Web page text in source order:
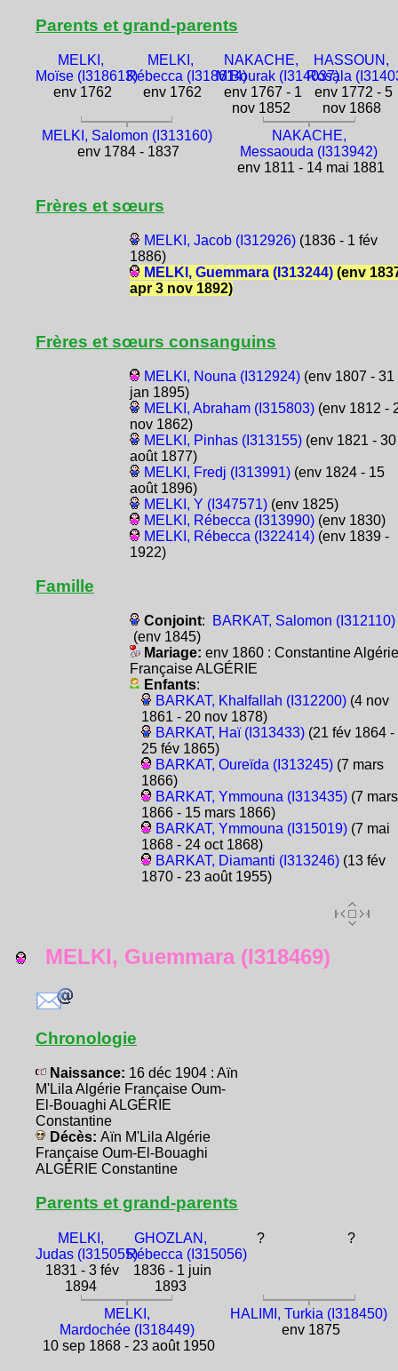
Parents et grand-parents
MELKI,
Moïse (I318613)
env 1762
MELKI,
Rébecca (I318614)
env 1762
NAKACHE,
M'Bourak (I314037)
env 1767 - 1
nov 1852
HASSOUN,
Rosala
env 1772 - 5
nov 1868
MELKI, Salomon (I313160)
env 1784 - 1837
NAKACHE,
Messaouda (I313942)
env 1811 - 14 mai 1881
Frères et sœurs
MELKI, Jacob (I312926)(1836 - 1 fév
1886)
MELKI, Guemmara (I313244)(env
apr 3 nov 1892)
Frères et sœurs consanguins
MELKI, Nouna (I312924)(env 1807 - 31
jan 1895)
MELKI, Abraham (I315803)(env 1812 -
nov 1862)
MELKI, Pinhas (I313155)(env 1821 - 30
août 1877)
MELKI, Fredj (I313991)(env 1824 - 15
août 1896)
MELKI, Y (I347571)(env 1825)
MELKI, Rébecca (I313990)(env 1830)
MELKI, Rébecca (I322414)(env 1839 -
1922)
Famille
Conjoint:
BARKAT, Salomon (I312110)
(env 1845)
Mariage: env 1860 : Constantine Algérie
Française ALGÉRIE
Enfants:
BARKAT, Khalfallah (I312200)(4 nov
1861 - 20 nov 1878)
BARKAT, Haï (I313433)(21 fév 1864 -
25 fév 1865)
BARKAT, Oureïda (I313245)(7 mars
1866)
BARKAT, Ymmouna (I313435)(7 mars
1866 - 15 mars 1866)
BARKAT, Ymmouna (I315019)(7 mai
1868 - 24 oct 1868)
BARKAT, Diamanti (I313246)(13 fév
1870 - 23 août 1955)
MELKI, Guemmara (I318469)
Chronologie
Naissance: 16 déc 1904 : Aïn
M'Lila Algérie Française Oum-
El-Bouaghi ALGÉRIE
Constantine
Décès: Aïn M'Lila Algérie
Française Oum-El-Bouaghi
ALGÉRIE Constantine
Parents et grand-parents
MELKI,
Judas (I315055)
1831 - 3 fév
1894
GHOZLAN,
Rébecca (I315056)
1836 - 1 juin
1893
? ?
MELKI,
Mardochée (I318449)
10 sep 1868 - 23 août 1950
HALIMI, Turkia (I318450)
env 1875